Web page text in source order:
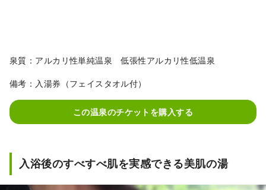
泉質：アルカリ性単純温泉 低張性アルカリ性低温泉
備考：入湯券（フェイスタオル付）
この温泉のチケットを購入する
入浴後のすべすべ肌を実感できる美肌の湯